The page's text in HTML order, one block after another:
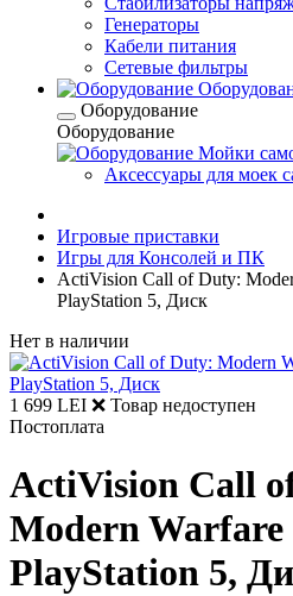
Генераторы
Кабели питания
Сетевые фильтры
Оборудование
Оборудование
Мойки
Аксессуары для моек
Игровые приставки
Игры для Консолей и ПК
ActiVision Call of Duty:
PlayStation 5, Диск
Нет в наличии
1 699 LEI ❌ Товар недоступен
Постоплата
ActiVision Call
Modern
PlayStation 5,